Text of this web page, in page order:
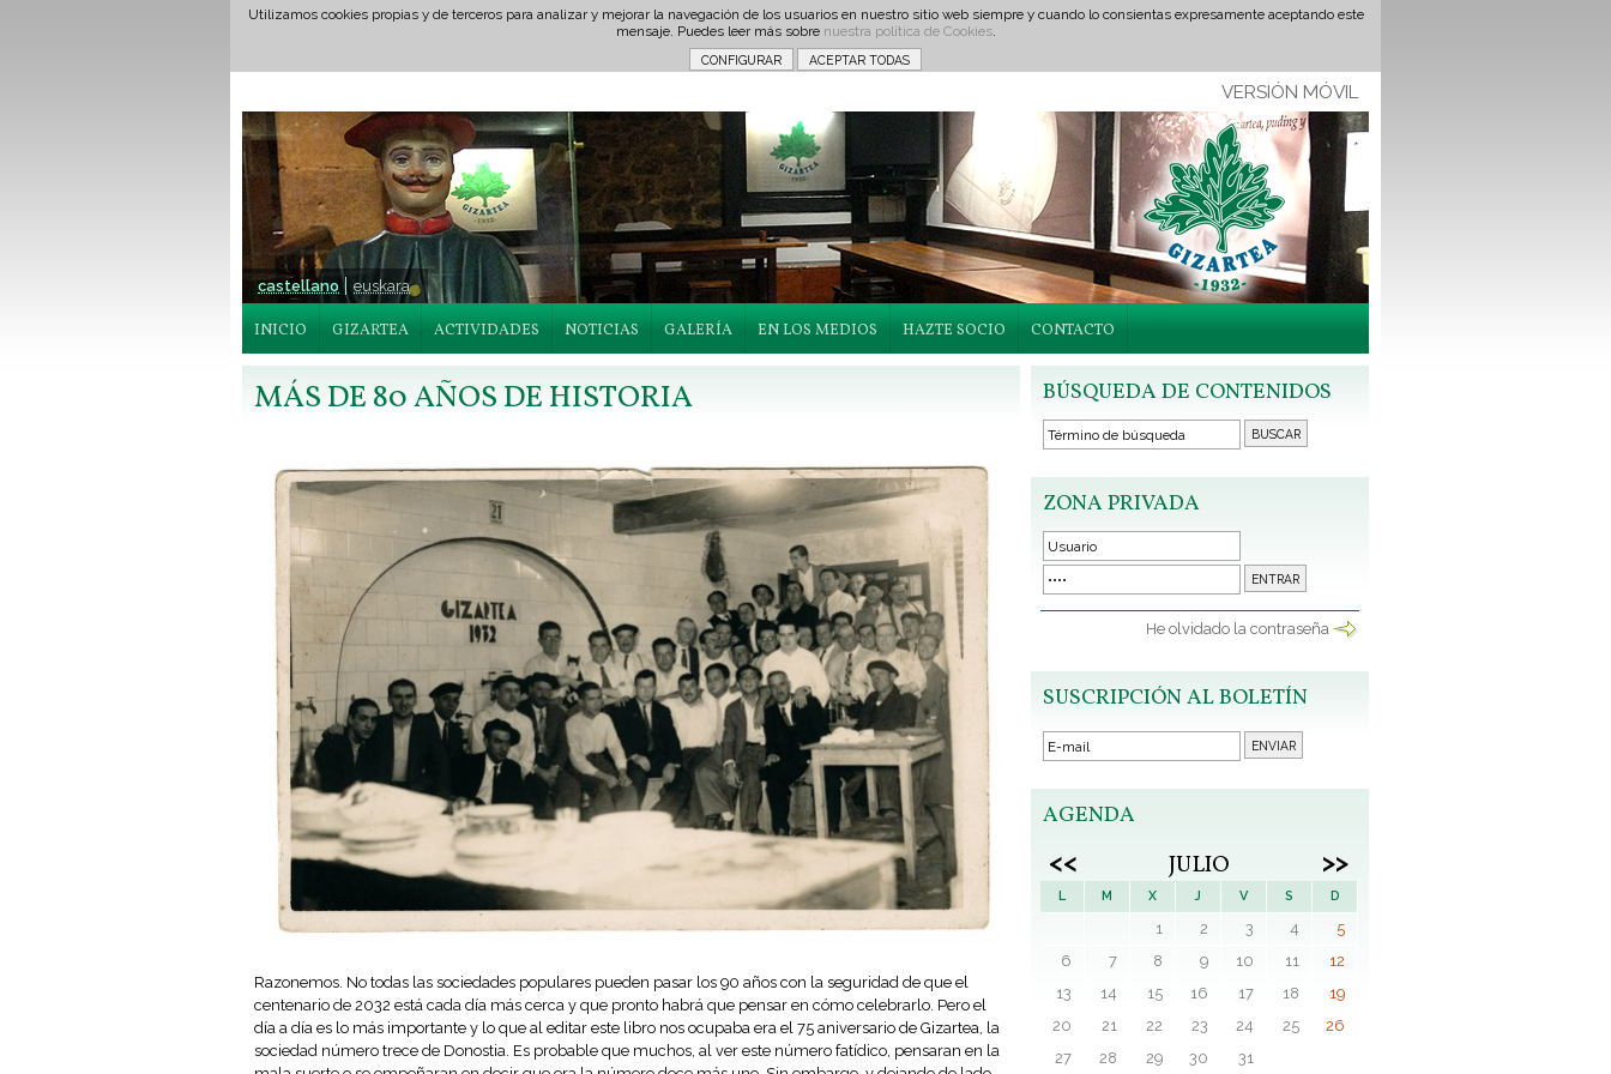
Utilizamos cookies propias y de terceros para analizar y mejorar la navegación de los usuarios en nuestro sitio web siempre y cuando lo consientas expresamente aceptando este
mensaje. Puedes leer más sobre nuestra política de Cookies.
VERSIÓN MÓVIL
castellano euskara
INICIO GIZARTEA ACTIVIDADES NOTICIAS GALERÍA EN LOS MEDIOS HAZTE SOCIO CONTACTO
BÚSQUEDA DE CONTENIDOS
ZONA PRIVADA
He olvidado la contraseña
SUSCRIPCIÓN AL BOLETÍN
AGENDA
<< JULIO >>
L M X J V S D
1 2 3 4
5
6
7 8 9 10 11
12
13
14 15 16 17 18
19
20
21 22 23 24 25
26
27
28 29 30 31
MÁS DE 80 AÑOS DE HISTORIA
Razonemos. No todas las sociedades populares pueden pasar los 90 años con la seguridad de que el
centenario de 2032 está cada día más cerca y que pronto habrá que pensar en cómo celebrarlo. Pero el
día a día es lo más importante y lo que al editar este libro nos ocupaba era el 75 aniversario de Gizartea, la
sociedad número trece de Donostia. Es probable que muchos, al ver este número fatídico, pensaran en la